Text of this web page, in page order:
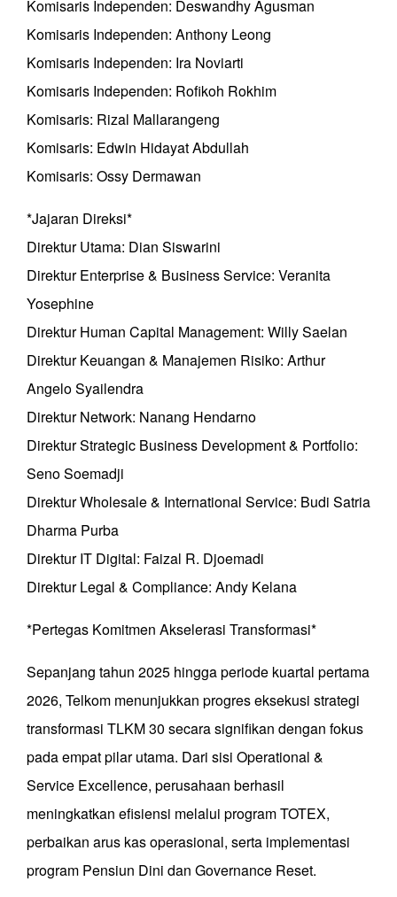
Komisaris Independen: Deswandhy Agusman
Komisaris Independen: Anthony Leong
Komisaris Independen: Ira Noviarti
Komisaris Independen: Rofikoh Rokhim
Komisaris: Rizal Mallarangeng
Komisaris: Edwin Hidayat Abdullah
Komisaris: Ossy Dermawan
*Jajaran Direksi*
Direktur Utama: Dian Siswarini
Direktur Enterprise & Business Service: Veranita
Yosephine
Direktur Human Capital Management: Willy Saelan
Direktur Keuangan & Manajemen Risiko: Arthur
Angelo Syailendra
Direktur Network: Nanang Hendarno
Direktur Strategic Business Development & Portfolio:
Seno Soemadji
Direktur Wholesale & International Service: Budi Satria
Dharma Purba
Direktur IT Digital: Faizal R. Djoemadi
Direktur Legal & Compliance: Andy Kelana
*Pertegas Komitmen Akselerasi Transformasi*
Sepanjang tahun 2025 hingga periode kuartal pertama
2026, Telkom menunjukkan progres eksekusi strategi
transformasi TLKM 30 secara signifikan dengan fokus
pada empat pilar utama. Dari sisi Operational &
Service Excellence, perusahaan berhasil
meningkatkan efisiensi melalui program TOTEX,
perbaikan arus kas operasional, serta implementasi
program Pensiun Dini dan Governance Reset.